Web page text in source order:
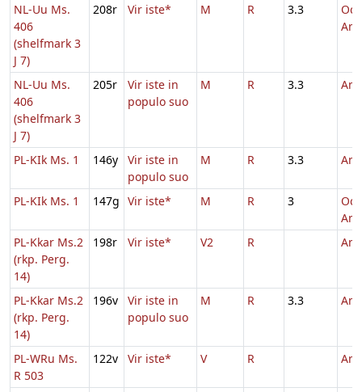
NL-Uu Ms.
406
(shelfmark 3
J 7)
208r Vir iste* M R 3.3
NL-Uu Ms.
406
(shelfmark 3
J 7)
205r
Vir iste in
populo suo
M R 3.3
PL-KIk Ms. 1 146y
Vir iste in
populo suo
M R 3.3
PL-KIk Ms. 1 147g Vir iste* M R 3
PL-Kkar Ms.2
(rkp. Perg.
14)
198r Vir iste* V2 R
PL-Kkar Ms.2
(rkp. Perg.
14)
196v
Vir iste in
populo suo
M R 3.3
PL-WRu Ms.
R 503
122v Vir iste* V R